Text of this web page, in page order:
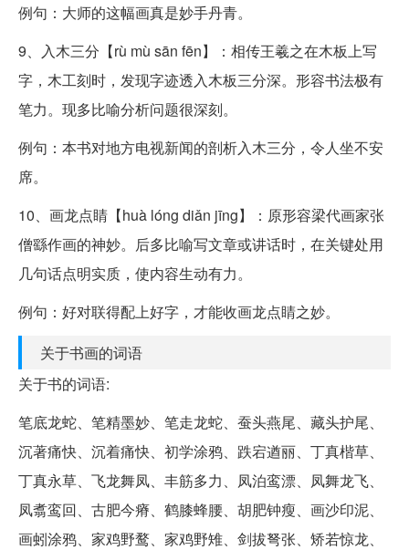
例句：大师的这幅画真是妙手丹青。
9、入木三分【rù mù sān fēn】：相传王羲之在木板上写
字，木工刻时，发现字迹透入木板三分深。形容书法极有
笔力。现多比喻分析问题很深刻。
例句：本书对地方电视新闻的剖析入木三分，令人坐不安
席。
10、画龙点睛【huà lóng diǎn jīng】：原形容梁代画家张
僧繇作画的神妙。后多比喻写文章或讲话时，在关键处用
几句话点明实质，使内容生动有力。
例句：好对联得配上好字，才能收画龙点睛之妙。
关于书画的词语
关于书的词语:
笔底龙蛇、笔精墨妙、笔走龙蛇、蚕头燕尾、藏头护尾、
沉著痛快、沉着痛快、初学涂鸦、跌宕遒丽、丁真楷草、
丁真永草、飞龙舞凤、丰筋多力、凤泊鸾漂、凤舞龙飞、
凤翥鸾回、古肥今瘠、鹤膝蜂腰、胡肥钟瘦、画沙印泥、
画蚓涂鸦、家鸡野鹜、家鸡野雉、剑拔弩张、矫若惊龙、